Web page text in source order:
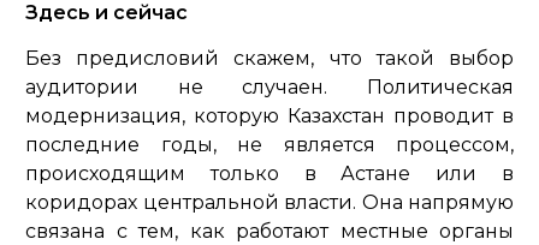
Здесь и сейчас
Без предисловий скажем, что такой выбор
аудитории не случаен. Политическая
модернизация, которую Казахстан проводит в
последние годы, не является процессом,
происходящим только в Астане или в
коридорах центральной власти. Она напрямую
связана с тем, как работают местные органы